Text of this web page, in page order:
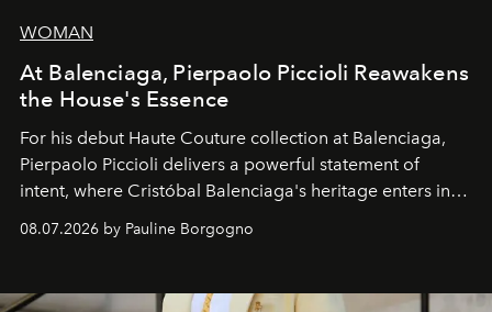
WOMAN
At Balenciaga, Pierpaolo Piccioli Reawakens
the House's Essence
For his debut Haute Couture collection at Balenciaga,
Pierpaolo Piccioli delivers a powerful statement of
intent, where Cristóbal Balenciaga's heritage enters into
dialogue with a deeply contemporary vision of fashion
and creation.
08.07.2026 by Pauline Borgogno